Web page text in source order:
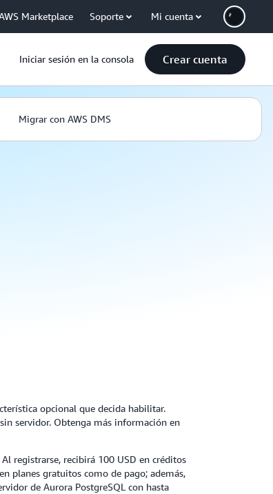
Marketplace Soporte Mi cuenta
Iniciar sesión en la consola Crear cuenta
Migrar con AWS DMS
opcional que decida habilitar.
servidor. Obtenga más información en
Al registrarse, recibirá 100 USD en créditos
planes gratuitos como de pago; además,
de Aurora PostgreSQL con hasta